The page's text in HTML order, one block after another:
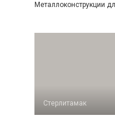
Металлоконструкции
Стерлитамак